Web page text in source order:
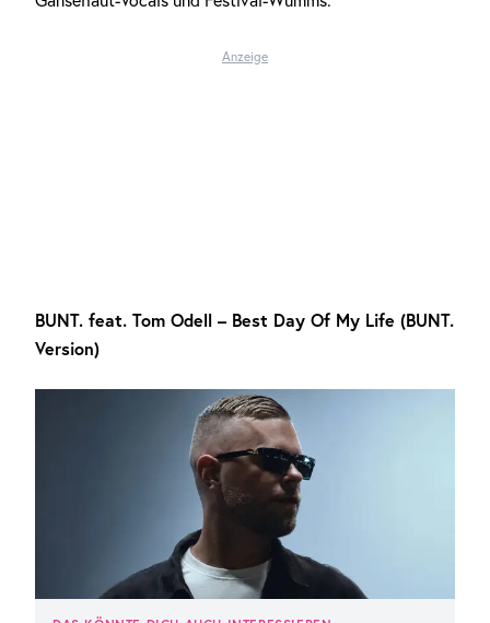
Anzeige
BUNT. feat. Tom Odell – Best Day Of My Life (BUNT.
Version)